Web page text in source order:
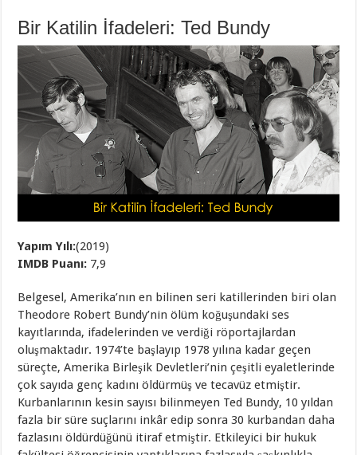
Bir Katilin İfadeleri: Ted Bundy
Yapım Yılı:(2019)
IMDB Puanı: 7,9
Belgesel, Amerika’nın en bilinen seri katillerinden biri olan
Theodore Robert Bundy’nin ölüm koğuşundaki ses
kayıtlarında, ifadelerinden ve verdiği röportajlardan
oluşmaktadır. 1974’te başlayıp 1978 yılına kadar geçen
süreçte, Amerika Birleşik Devletleri’nin çeşitli eyaletlerinde
çok sayıda genç kadını öldürmüş ve tecavüz etmiştir.
Kurbanlarının kesin sayısı bilinmeyen Ted Bundy, 10 yıldan
fazla bir süre suçlarını inkâr edip sonra 30 kurbandan daha
fazlasını öldürdüğünü itiraf etmiştir. Etkileyici bir hukuk